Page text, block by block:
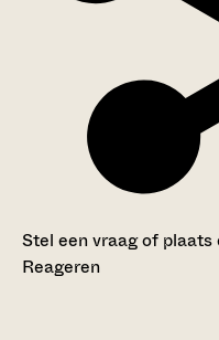
Stel een vraag of
Reageren